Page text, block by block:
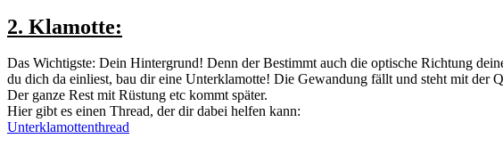
2. Klamotte:
Das Wichtigste: Dein Hintergrund! Denn der Bestimmt auch die optische Richtung
du dich da einliest, bau dir eine Unterklamotte! Die Gewandung fällt und steht mit der
Der ganze Rest mit Rüstung etc kommt später.
Hier gibt es einen Thread, der dir dabei helfen kann:
Unterklamottenthread